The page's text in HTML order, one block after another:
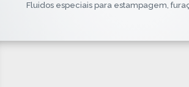
Fluidos especiais para estampagem,